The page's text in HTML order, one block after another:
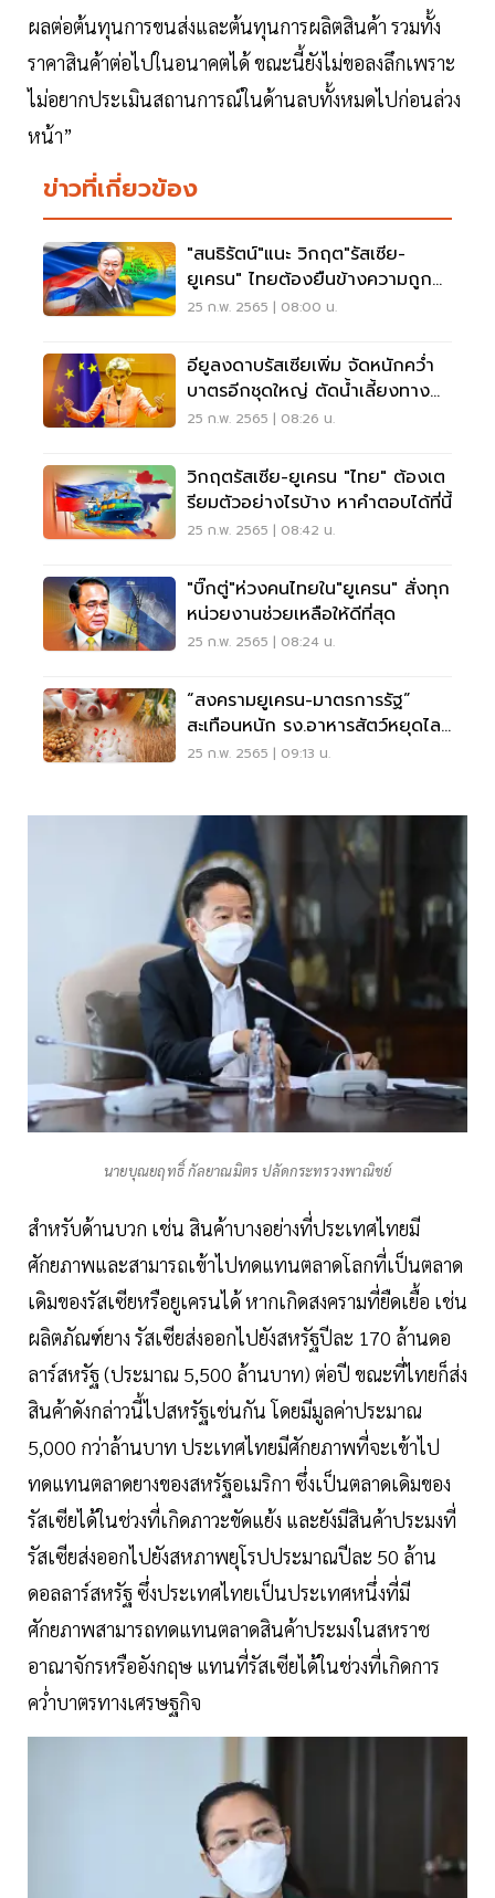
ผลต่อต้นทุนการขนส่งและต้นทุนการผลิตสินค้า รวมทั้ง
ราคาสินค้าต่อไปในอนาคตได้ ขณะนี้ยังไม่ขอลงลึกเพราะ
ไม่อยากประเมินสถานการณ์ในด้านลบทั้งหมดไปก่อนล่วง
หน้า”
ข่าวที่เกี่ยวข้อง
"สนธิรัตน์"แนะ วิกฤต"รัสเซีย-
ยูเครน" ไทยต้องยืนข้างความถูก
ต้อง
25 ก.พ. 2565 | 08:00 น.
อียูลงดาบรัสเซียเพิ่ม จัดหนักคว่ำ
บาตรอีกชุดใหญ่ ตัดน้ำเลี้ยงทาง
เศรษฐกิจ
25 ก.พ. 2565 | 08:26 น.
วิกฤตรัสเซีย-ยูเครน "ไทย" ต้องเต
รียมตัวอย่างไรบ้าง หาคำตอบได้ที่นี้
25 ก.พ. 2565 | 08:42 น.
"บิ๊กตู่"ห่วงคนไทยใน"ยูเครน" สั่งทุก
หน่วยงานช่วยเหลือให้ดีที่สุด
25 ก.พ. 2565 | 08:24 น.
“สงครามยูเครน-มาตรการรัฐ”
สะเทือนหนัก รง.อาหารสัตว์หยุดไลน์
ผลิต
25 ก.พ. 2565 | 09:13 น.
นายบุณยฤทธิ์ กัลยาณมิตร ปลัดกระทรวงพาณิชย์
สำหรับด้านบวก เช่น สินค้าบางอย่างที่ประเทศไทยมี
ศักยภาพและสามารถเข้าไปทดแทนตลาดโลกที่เป็นตลาด
เดิมของรัสเซียหรือยูเครนได้ หากเกิดสงครามที่ยืดเยื้อ เช่น
ผลิตภัณฑ์ยาง รัสเซียส่งออกไปยังสหรัฐปีละ 170 ล้านดอ
ลาร์สหรัฐ (ประมาณ 5,500 ล้านบาท) ต่อปี ขณะที่ไทยก็ส่ง
สินค้าดังกล่าวนี้ไปสหรัฐเช่นกัน โดยมีมูลค่าประมาณ
5,000 กว่าล้านบาท ประเทศไทยมีศักยภาพที่จะเข้าไป
ทดแทนตลาดยางของสหรัฐอเมริกา ซึ่งเป็นตลาดเดิมของ
รัสเซียได้ในช่วงที่เกิดภาวะขัดแย้ง และยังมีสินค้าประมงที่
รัสเซียส่งออกไปยังสหภาพยุโรปประมาณปีละ 50 ล้าน
ดอลลาร์สหรัฐ ซึ่งประเทศไทยเป็นประเทศหนึ่งที่มี
ศักยภาพสามารถทดแทนตลาดสินค้าประมงในสหราช
อาณาจักรหรืออังกฤษ แทนที่รัสเซียได้ในช่วงที่เกิดการ
คว่ำบาตรทางเศรษฐกิจ